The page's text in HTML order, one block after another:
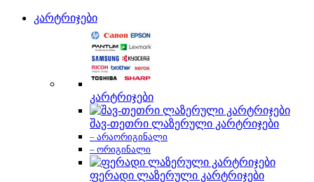
კარტრიჯები
კარტრიჯები
შავ-თეთრი ლაზერული კარტრიჯები
– არაორიგინალი
– ორიგინალი
ფერადი ლაზერული კარტრიჯები